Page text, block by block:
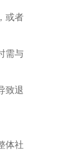
或者
需与
致退
体社